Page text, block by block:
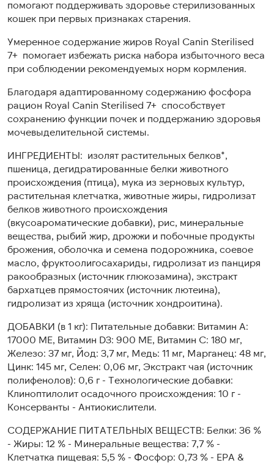
помогают поддерживать здоровье стерилизованных
кошек при первых признаках старения.
Умеренное содержание жиров Royal Canin Sterilised
7+ помогает избежать риска набора избыточного веса
при соблюдении рекомендуемых норм кормления.
Благодаря адаптированному содержанию фосфора
рацион Royal Canin Sterilised 7+ способствует
сохранению функции почек и поддержанию здоровья
мочевыделительной системы.
ИНГРЕДИЕНТЫ: изолят растительных белков*,
пшеница, дегидратированные белки животного
происхождения (птица), мука из зерновых культур,
растительная клетчатка, животные жиры, гидролизат
белков животного происхождения
(вкусоароматические добавки), рис, минеральные
вещества, рыбий жир, дрожжи и побочные продукты
брожения, оболочка и семена подорожника, соевое
масло, фруктоолигосахариды, гидролизат из панциря
ракообразных (источник глюкозамина), экстракт
бархатцев прямостоячих (источник лютеина),
гидролизат из хряща (источник хондроитина).
ДОБАВКИ (в 1 кг): Питательные добавки: Витамин A:
17000 ME, Витамин D3: 900 ME, Витамин C: 180 мг,
Железо: 37 мг, Йод: 3,7 мг, Медь: 11 мг, Марганец: 48 мг,
Цинк: 145 мг, Ceлeн: 0,06 мг, Экстракт чая (источник
полифенолов): 0,6 г - Технологические добавки:
Клиноптилолит осадочного происхождения: 10 г -
Консерванты - Антиокислители.
СОДЕРЖАНИЕ ПИТАТЕЛЬНЫХ ВЕЩЕСТВ: Белки: 36 %
- Жиры: 12 % - Минеральные вещества: 7,7 % -
Клетчатка пищевая: 5,5 % - Фосфор: 0,73 % - EPA &